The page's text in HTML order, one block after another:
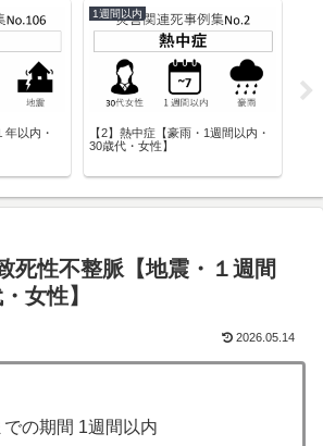
以内
急性心筋梗塞の疑い【台
1週間以内・40歳代・男性】
1週間以内
【7】致死性不整脈【地
死性不整脈【地震・１週間
女性】
2026.05.14
の期間 1週間以内